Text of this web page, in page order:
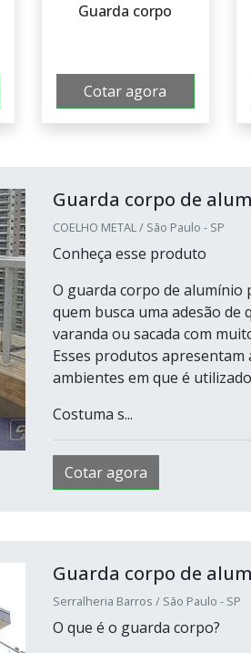
Guarda corpo
Cotar agora
Guarda corpo de
COELHO METAL / São Paulo - SP
Conheça esse produto
O guarda corpo de alumínio
quem busca uma adesão
varanda ou sacada com
Esses produtos
ambientes em que é
Costuma s...
Cotar agora
Guarda corpo de
Serralheria Barros / São Paulo - SP
O que é o guarda corpo?